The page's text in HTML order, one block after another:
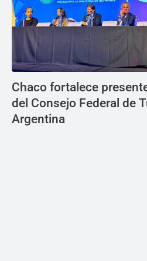
Chaco fortalece
del Consejo Federal de
Argentina